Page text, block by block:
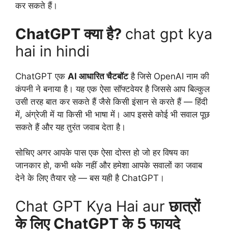
कर सकते हैं।
ChatGPT क्या है? chat gpt kya
hai in hindi
ChatGPT एक AI आधारित चैटबॉटहै जिसे OpenAI नाम की
कंपनी ने बनाया है। यह एक ऐसा सॉफ्टवेयर है जिससे आप बिल्कुल
उसी तरह बात कर सकते हैं जैसे किसी इंसान से करते हैं — हिंदी
में, अंग्रेजी में या किसी भी भाषा में। आप इससे कोई भी सवाल पूछ
सकते हैं और यह तुरंत जवाब देता है।
सोचिए अगर आपके पास एक ऐसा दोस्त हो जो हर विषय का
जानकार हो, कभी थके नहीं और हमेशा आपके सवालों का जवाब
देने के लिए तैयार रहे — बस यही है ChatGPT।
Chat GPT Kya Hai aurछात्रों
के लिए ChatGPT के 5 फायदे